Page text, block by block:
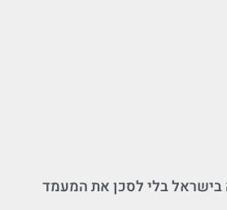
בישראל בלי לסכן את המעמד